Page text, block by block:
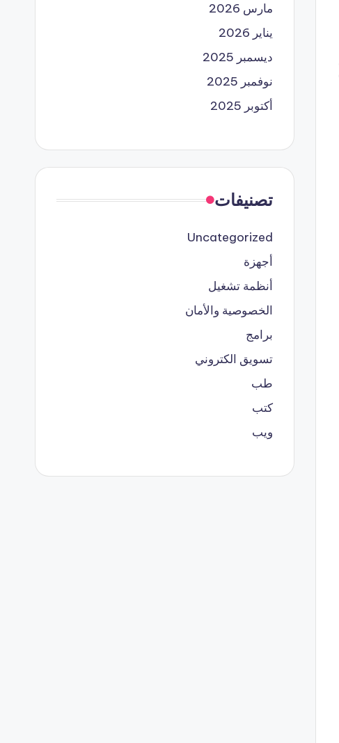
مارس 2026
يناير 2026
ديسمبر 2025
نوفمبر 2025
أكتوبر 2025
تصنيفات
Uncategorized
أجهزة
أنظمة تشغيل
الخصوصية والأمان
برامج
تسويق الكتروني
طب
كتب
ويب